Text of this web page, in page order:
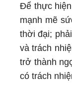
Để thực
mạnh mẽ
thời đại;
và trách
trở thành
có trách